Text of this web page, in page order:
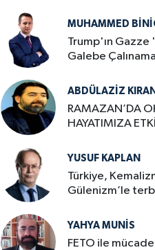
MUHAMMED
Trump'ın Gazze
Galebe
ABDÜLAZIZ
RAMAZAN’DA
HAYATIMIZA
YUSUF KAPLAN
Türkiye,
Gülenizm’le
YAHYA MUNIS
FETO ile